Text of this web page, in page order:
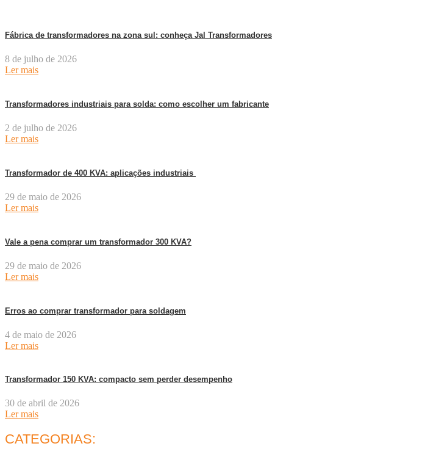
Fábrica de transformadores na zona sul: conheça Jal Transformadores
8 de julho de 2026
Ler mais
Transformadores industriais para solda: como escolher um fabricante
2 de julho de 2026
Ler mais
Transformador de 400 KVA: aplicações industriais
29 de maio de 2026
Ler mais
Vale a pena comprar um transformador 300 KVA?
29 de maio de 2026
Ler mais
Erros ao comprar transformador para soldagem
4 de maio de 2026
Ler mais
Transformador 150 KVA: compacto sem perder desempenho
30 de abril de 2026
Ler mais
CATEGORIAS: